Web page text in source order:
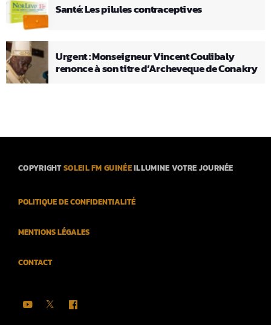
Santé: Les pilules contraceptives
Urgent : Monseigneur Vincent Coulibaly
renonce à son titre d’Archeveque de Conakry
COPYRIGHTSOLEIL FM GUINÉEILLUMINE VOTRE JOURNÉE
POLITIQUE DE CONFIDENTIALITÉ
MENTIONS LÉGALES
CONTACT